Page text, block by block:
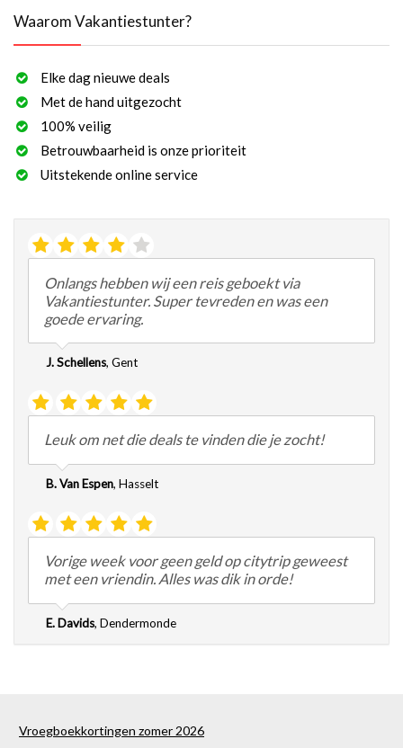
Waarom Vakantiestunter?
Elke dag nieuwe deals
Met de hand uitgezocht
100% veilig
Betrouwbaarheid is onze prioriteit
Uitstekende online service
Onlangs hebben wij een reis geboekt via
Vakantiestunter. Super tevreden en was een
goede ervaring.
J. Schellens, Gent
Leuk om net die deals te vinden die je zocht!
B. Van Espen, Hasselt
Vorige week voor geen geld op citytrip geweest
met een vriendin. Alles was dik in orde!
E. Davids, Dendermonde
Vroegboekkortingen zomer 2026